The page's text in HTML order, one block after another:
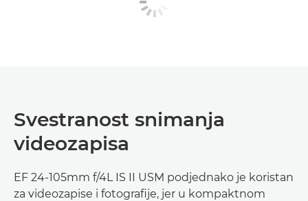
Svestranost snimanja
videozapisa
EF 24-105mm f/4L IS II USM podjednako je koristan
za videozapise i fotografije, jer u kompaktnom